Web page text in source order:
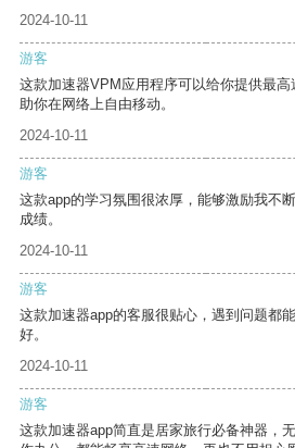
2024-10-11
游客
这款加速器VPM应用程序可以给你提供最
助你在网络上自由移动。
2024-10-11
游客
这款app的学习氛围很浓厚，能够激励我不
成绩。
2024-10-11
游客
这款加速器app的客服很贴心，遇到问题都
好。
2024-10-11
游客
这款加速器app简直是居家旅行必备神器，